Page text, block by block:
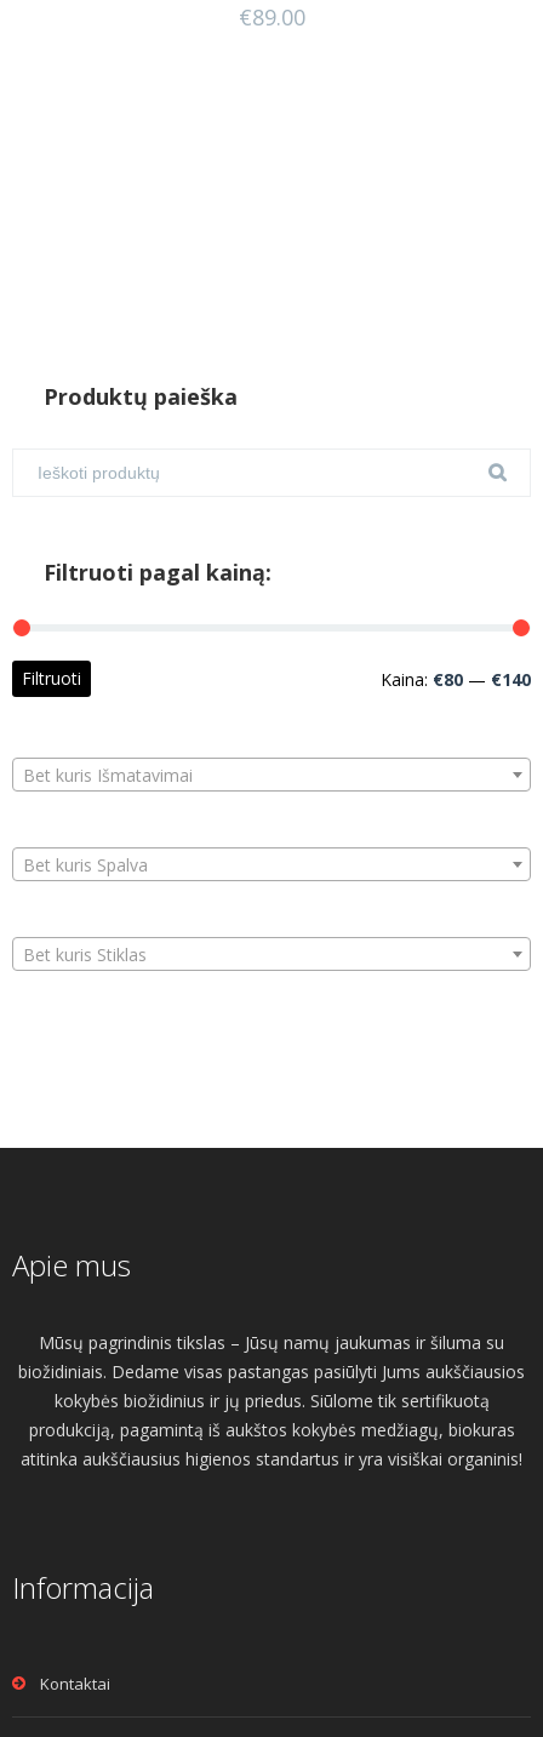
€89.00
Produktų paieška
Filtruoti pagal kainą:
Filtruoti Kaina: €80 — €140
Bet kuris Išmatavimai
Bet kuris Spalva
Bet kuris Stiklas
Apie mus
Mūsų pagrindinis tikslas – Jūsų namų jaukumas ir šiluma su
biožidiniais. Dedame visas pastangas pasiūlyti Jums aukščiausios
kokybės biožidinius ir jų priedus. Siūlome tik sertifikuotą
produkciją, pagamintą iš aukštos kokybės medžiagų, biokuras
atitinka aukščiausius higienos standartus ir yra visiškai organinis!
Informacija
Kontaktai